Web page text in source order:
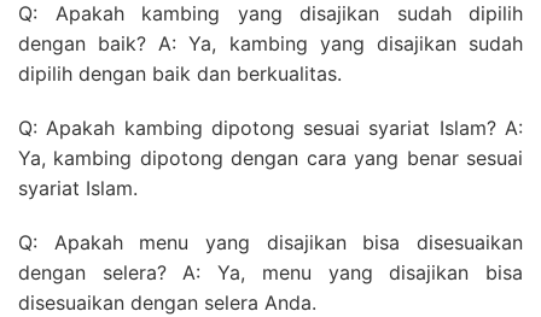
Q: Apakah kambing yang disajikan sudah dipilih
dengan baik? A: Ya, kambing yang disajikan sudah
dipilih dengan baik dan berkualitas.
Q: Apakah kambing dipotong sesuai syariat Islam? A:
Ya, kambing dipotong dengan cara yang benar sesuai
syariat Islam.
Q: Apakah menu yang disajikan bisa disesuaikan
dengan selera? A: Ya, menu yang disajikan bisa
disesuaikan dengan selera Anda.